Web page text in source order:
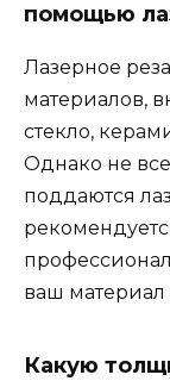
помощью
Лазерное
материалов,
стекло,
Однако не
поддаются
ваш материал
Какую